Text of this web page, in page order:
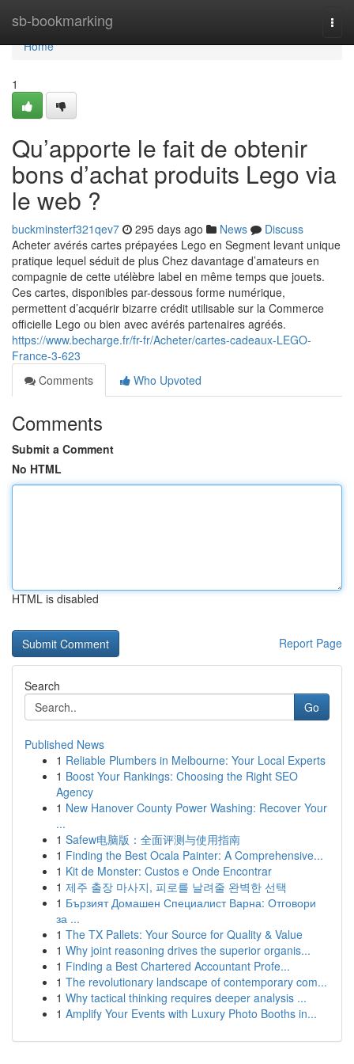
sb-bookmarking
Home
Home
1
Qu’apporte le fait de obtenir
bons d’achat produits Lego via
le web ?
buckminsterf321qev7 295 days ago News
Discuss
Acheter avérés cartes prépayées Lego en Segment levant unique
pratique lequel séduit de plus Chez davantage d’amateurs en
compagnie de cette utélèbre label en même temps que jouets.
Ces cartes, disponibles par-dessous forme numérique,
permettent d’acquérir bizarre crédit utilisable sur la Commerce
officielle Lego ou bien avec avérés partenaires agréés.
https://www.becharge.fr/fr-fr/Acheter/cartes-cadeaux-LEGO-
France-3-623
Comments
Who Upvoted
Comments
Submit a Comment
No HTML
HTML is disabled
Report Page
Search
Go
Published News
1 Reliable Plumbers in Melbourne: Your Local Experts
1 Boost Your Rankings: Choosing the Right SEO
Agency
1 New Hanover County Power Washing: Recover Your
...
1 Safew电脑版：全面评测与使用指南
1 Finding the Best Ocala Painter: A Comprehensive...
1 Kit de Monster: Custos e Onde Encontrar
1 제주 출장 마사지, 피로를 날려줄 완벽한 선택
1 Бързият Домашен Специалист Варна: Отговори
за ...
1 The TX Pallets: Your Source for Quality & Value
1 Why joint reasoning drives the superior organis...
1 Finding a Best Chartered Accountant Profe...
1 The revolutionary landscape of contemporary com...
1 Why tactical thinking requires deeper analysis ...
1 Amplify Your Events with Luxury Photo Booths in...